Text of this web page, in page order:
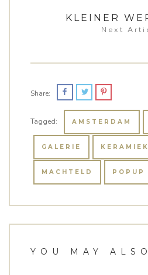
KLEINER
Next
Share:
Tagged: AMSTERDAM
GALERIE KERAMIEK
MACHTELD POPUP
YOU MAY